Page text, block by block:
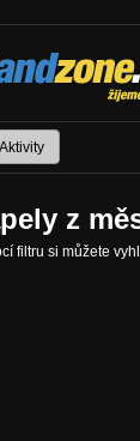
hudbou
Aktivity
z
filtru si můžete